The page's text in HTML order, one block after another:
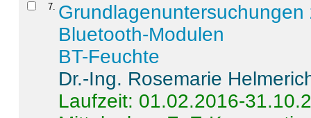
7
Bluetooth-Modulen
BT-Feuchte
Dr.-Ing. Rosemarie
Laufzeit: 01.02.2016-